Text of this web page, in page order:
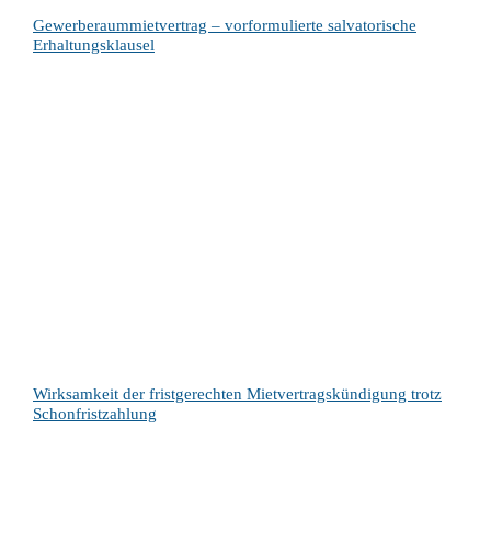
Gewerberaummietvertrag – vorformulierte salvatorische
Erhaltungsklausel
Wirksamkeit der fristgerechten Mietvertragskündigung trotz
Schonfristzahlung